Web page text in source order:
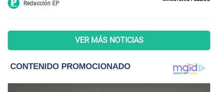
Redacción EP
VER MÁS NOTICIAS